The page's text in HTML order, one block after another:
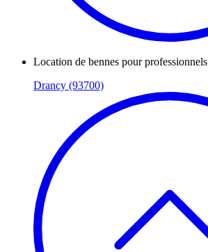
Location de bennes pour professionnels
Drancy (93700)